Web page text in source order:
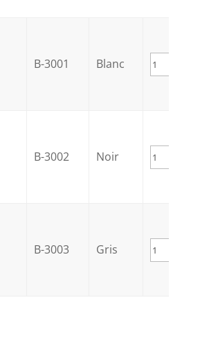
B-3001 Blanc
B-3002 Noir
B-3003 Gris